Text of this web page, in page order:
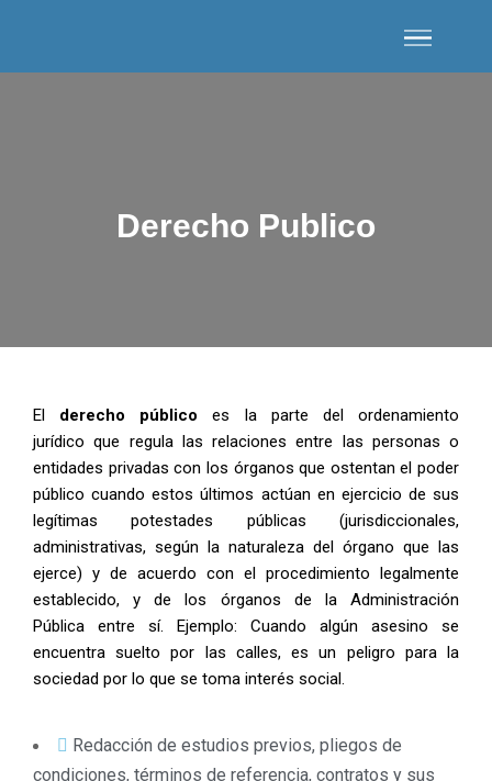
Derecho Publico
El derecho público es la parte del ordenamiento
jurídico que regula las relaciones entre las personas o
entidades privadas con los órganos que ostentan el poder
público cuando estos últimos actúan en ejercicio de sus
legítimas potestades públicas (jurisdiccionales,
administrativas, según la naturaleza del órgano que las
ejerce) y de acuerdo con el procedimiento legalmente
establecido, y de los órganos de la Administración
Pública entre sí. Ejemplo: Cuando algún asesino se
encuentra suelto por las calles, es un peligro para la
sociedad por lo que se toma interés social.
Redacción de estudios previos, pliegos de
condiciones, términos de referencia, contratos y sus